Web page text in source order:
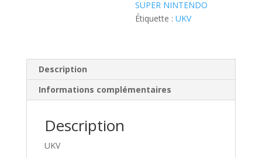
SUPER NINTENDO
Étiquette :UKV
Description
Informations complémentaires
Description
UKV